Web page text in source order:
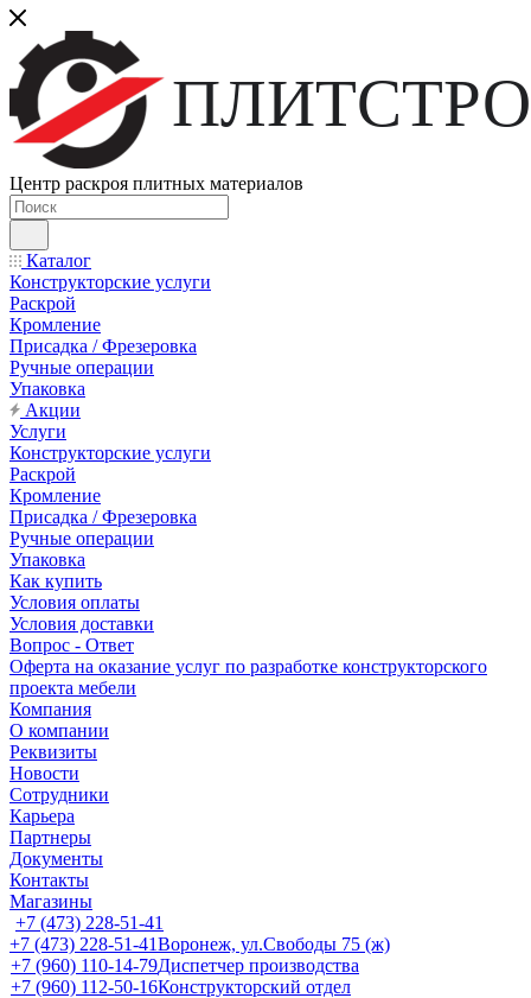
Центр раскроя плитных материалов
Каталог
Конструкторские услуги
Раскрой
Кромление
Присадка / Фрезеровка
Ручные операции
Упаковка
Акции
Услуги
Конструкторские услуги
Раскрой
Кромление
Присадка / Фрезеровка
Ручные операции
Упаковка
Как купить
Условия оплаты
Условия доставки
Вопрос - Ответ
Оферта на оказание услуг по разработке конструкторского
проекта мебели
Компания
О компании
Реквизиты
Новости
Сотрудники
Карьера
Партнеры
Документы
Контакты
Магазины
+7 (473) 228-51-41
+7 (473) 228-51-41Воронеж, ул.Свободы 75 (ж)
+7 (960) 110-14-79Диспетчер производства
+7 (960) 112-50-16Конструкторский отдел